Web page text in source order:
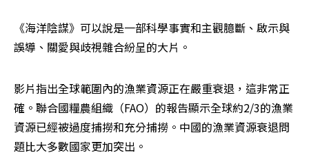
《海洋陰謀》可以說是一部科學事實和主觀臆斷、啟示與
誤導、關愛與歧視雜合紛呈的大片。
影片指出全球範圍內的漁業資源正在嚴重衰退，這非常正
確。聯合國糧農組織（FAO）的報告顯示全球約2/3的漁業
資源已經被過度捕撈和充分捕撈。中國的漁業資源衰退問
題比大多數國家更加突出。